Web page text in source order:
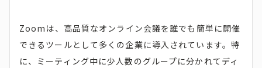
Zoomは、高品質なオンライン会議を誰でも簡単に開催
できるツールとして多くの企業に導入されています。特
に、ミーティング中に少人数のグループに分かれてディ